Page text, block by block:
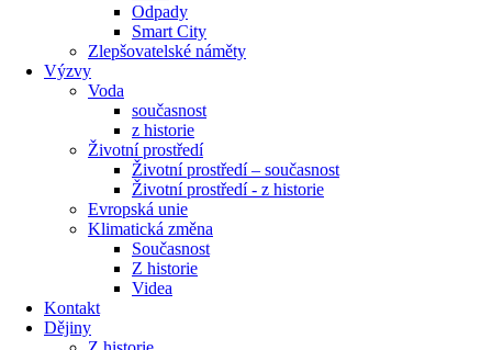
Odpady
Smart City
Zlepšovatelské náměty
Výzvy
Voda
současnost
z historie
Životní prostředí
Životní prostředí – současnost
Životní prostředí ​- z historie
Evropská unie
Klimatická změna
Současnost
Z historie
Videa
Kontakt
Dějiny